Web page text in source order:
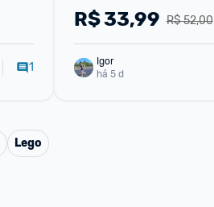
1
Jogo de Tabuleiro
R$ 52,00
R$33,99
Igor
há 5 d
Lego